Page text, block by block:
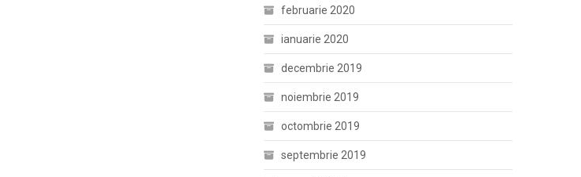
februarie 2020
ianuarie 2020
decembrie 2019
noiembrie 2019
octombrie 2019
septembrie 2019